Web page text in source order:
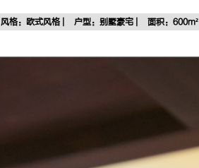
风格：欧式风格 | 户型：别墅豪宅 | 面积：600m²